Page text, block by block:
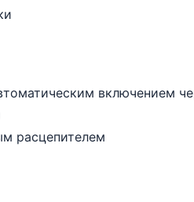
включением
расцепителем